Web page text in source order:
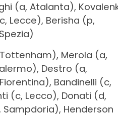
(a, Atalanta),
Lecce), Berisha (p,
Merola (a,
Destro (a,
Bandinelli (c,
(c, Lecco), Donati (d,
Henderson